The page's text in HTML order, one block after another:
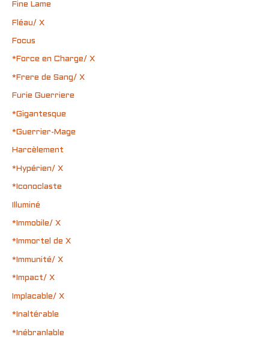
Fine Lame
Fléau/ X
Focus
*Force en Charge/ X
*Frere de Sang/ X
Furie Guerriere
*Gigantesque
*Guerrier-Mage
Harcèlement
*Hypérien/ X
*Iconoclaste
Illuminé
*Immobile/ X
*Immortel de X
*Immunité/ X
*Impact/ X
Implacable/ X
*Inaltérable
*Inébranlable